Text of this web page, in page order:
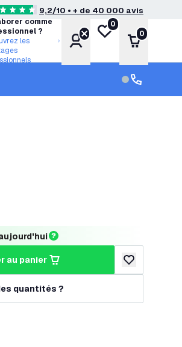
étoiles de notation
9,2/10 • + de 40 000 avis
comme
?
les
Compte
Ma liste de
0
Panier
0
Service
Service client
au panier
ajouter à la
quantités ?